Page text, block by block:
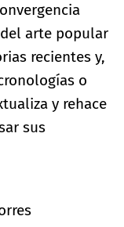
arte popular
recientes y,
o
y rehace
sus